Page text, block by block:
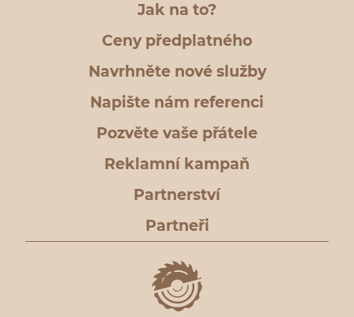
Jak na to?
Ceny předplatného
Navrhněte nové služby
Napište nám referenci
Pozvěte vaše přátele
Reklamní kampaň
Partnerství
Partneři